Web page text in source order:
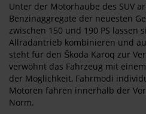
Unter der Motorhaube des SUV
Benzinaggregate der neuesten
zwischen 150 und 190 PS lassen
Allradantrieb kombinieren und
steht für den Škoda Karoq zur
verwöhnt das Fahrzeug mit
der Möglichkeit, Fahrmodi
Motoren fahren innerhalb der
Norm.